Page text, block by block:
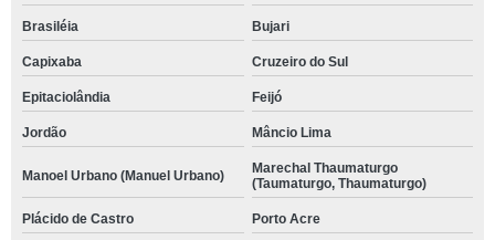
Brasiléia Bujari
Capixaba Cruzeiro do Sul
Epitaciolândia Feijó
Jordão Mâncio Lima
Manoel Urbano (Manuel Urbano)
Marechal Thaumaturgo
(Taumaturgo, Thaumaturgo)
Plácido de Castro Porto Acre